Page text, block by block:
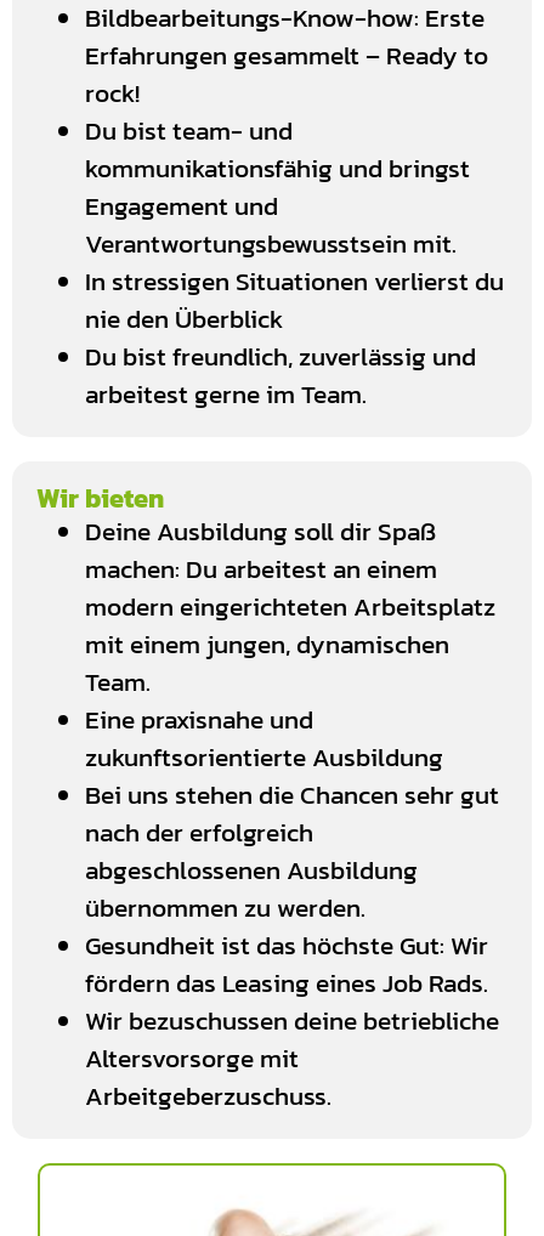
Bildbearbeitungs-Know-how: Erste
Erfahrungen gesammelt – Ready to
rock!
Du bist team- und
kommunikationsfähig und bringst
Engagement und
Verantwortungsbewusstsein mit.
In stressigen Situationen verlierst du
nie den Überblick
Du bist freundlich, zuverlässig und
arbeitest gerne im Team.
Wir bieten
Deine Ausbildung soll dir Spaß
machen: Du arbeitest an einem
modern eingerichteten Arbeitsplatz
mit einem jungen, dynamischen
Team.
Eine praxisnahe und
zukunftsorientierte Ausbildung
Bei uns stehen die Chancen sehr gut
nach der erfolgreich
abgeschlossenen Ausbildung
übernommen zu werden.
Gesundheit ist das höchste Gut: Wir
fördern das Leasing eines Job Rads.
Wir bezuschussen deine betriebliche
Altersvorsorge mit
Arbeitgeberzuschuss.